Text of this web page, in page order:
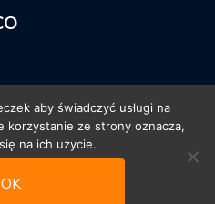
aby świadczyć usługi na
korzystanie ze strony oznacza,
na ich użycie.
OK